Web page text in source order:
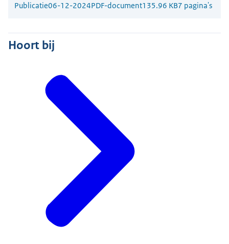
Publicatie06-12-2024PDF-document135.96 KB7 pagina's
Hoort bij